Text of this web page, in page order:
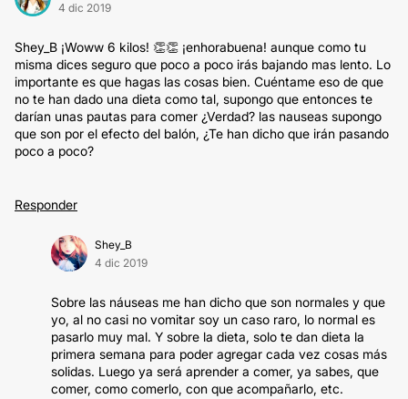
4 dic 2019
Shey_B ¡Woww 6 kilos! 👏👏 ¡enhorabuena! aunque como tu
misma dices seguro que poco a poco irás bajando mas lento. Lo
importante es que hagas las cosas bien. Cuéntame eso de que
no te han dado una dieta como tal, supongo que entonces te
darían unas pautas para comer ¿Verdad? las nauseas supongo
que son por el efecto del balón, ¿Te han dicho que irán pasando
poco a poco?
Responder
Shey_B
4 dic 2019
Sobre las náuseas me han dicho que son normales y que
yo, al no casi no vomitar soy un caso raro, lo normal es
pasarlo muy mal. Y sobre la dieta, solo te dan dieta la
primera semana para poder agregar cada vez cosas más
solidas. Luego ya será aprender a comer, ya sabes, que
comer, como comerlo, con que acompañarlo, etc.